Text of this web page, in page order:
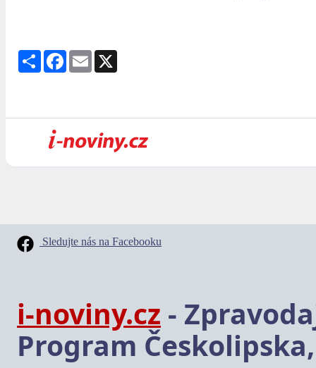
Share Facebook
Email
Sledujte nás na Facebooku
i-noviny.cz -
Program